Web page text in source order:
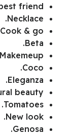
friend.
Necklace.
Cook & go.
Beta.
Makemeup.
Coco.
Eleganza.
beauty.
Tomatoes.
New look.
Genosa.